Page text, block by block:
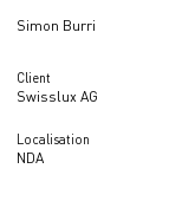
Client
Swisslux AG
Localisation
NDA
Simon Burri